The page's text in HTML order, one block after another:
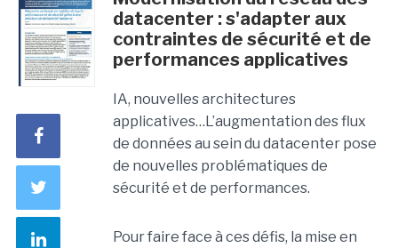
datacenter : s'adapter aux
contraintes de sécurité et de
performances applicatives
IA, nouvelles architectures
applicatives…L’augmentation des flux
de données au sein du datacenter pose
de nouvelles problématiques de
sécurité et de performances.
Pour faire face à ces défis, la mise en